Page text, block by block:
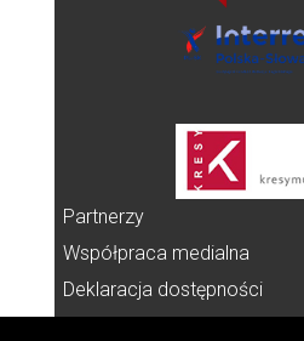
Partnerzy
Współpraca medialna
Deklaracja dostępności